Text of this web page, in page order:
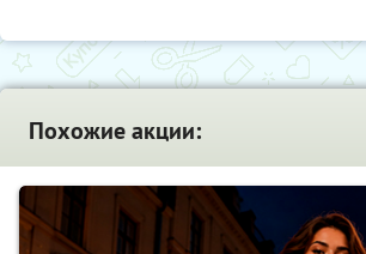
Похожие акции: